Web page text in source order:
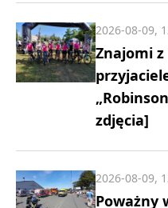
Znajomi
zdjęcia]
2026-08-09,
Poważny
2026-08-09,